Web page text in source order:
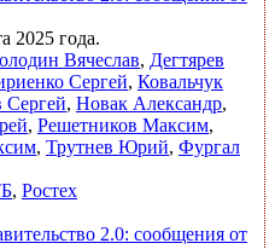
2025 года.
Вячеслав, Дегтярев
Сергей, Ковальчук
Сергей, Новак Александр,
, Решетников Максим,
, Трутнев Юрий, Фургал
, Ростех
2.0: сообщения от